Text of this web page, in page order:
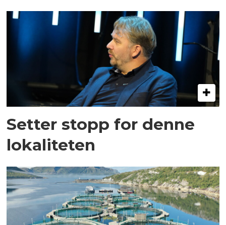
Setter stopp for denne
lokaliteten